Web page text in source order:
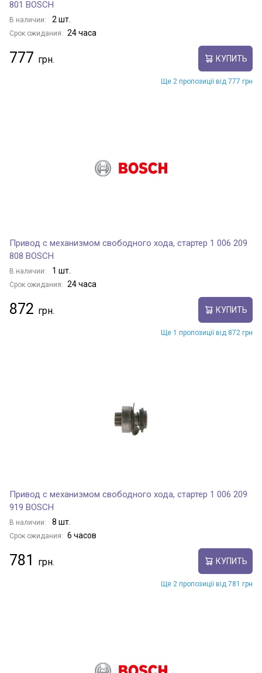
801 BOSCH
В наличии: 2 шт.
Срок ожидания: 24 часа
777 КУПИТЬ
Ще 2 пропозиції від 777 грн
Привод с механизмом свободного хода, стартер 1 006 209
808 BOSCH
В наличии: 1 шт.
Срок ожидания: 24 часа
872 КУПИТЬ
Ще 1 пропозиції від 872 грн
Привод с механизмом свободного хода, стартер 1 006 209
919 BOSCH
В наличии: 8 шт.
Срок ожидания: 6 часов
781 КУПИТЬ
Ще 2 пропозиції від 781 грн